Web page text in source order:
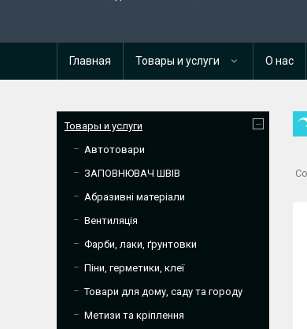
Главная Товары и услуги О нас
Товары и услуги
Автотовари
ЗАПОВНЮВАЧ ШВІВ
Абразивні матеріали
Вентиляція
Фарби, лаки, ґрунтовки
Піни, герметики, клеї
Товари для дому, саду та городу
Метизи та кріплення